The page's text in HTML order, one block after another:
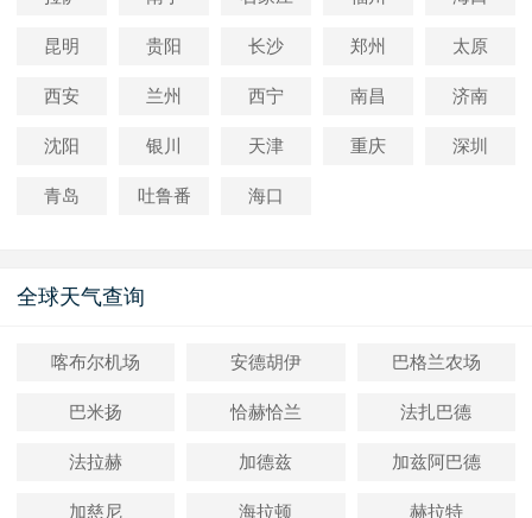
昆明 贵阳 长沙 郑州 太原
西安 兰州 西宁 南昌 济南
沈阳 银川 天津 重庆 深圳
青岛 吐鲁番 海口
全球天气查询
喀布尔机场 安德胡伊 巴格兰农场
巴米扬 恰赫恰兰 法扎巴德
法拉赫 加德兹 加兹阿巴德
加慈尼 海拉顿 赫拉特